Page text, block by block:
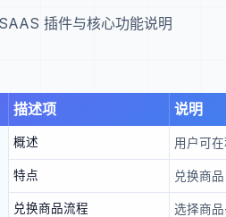
插件与核心功能说明
描述项 说明
概述 用户可
特点 兑换商
兑换商品流程 选择商